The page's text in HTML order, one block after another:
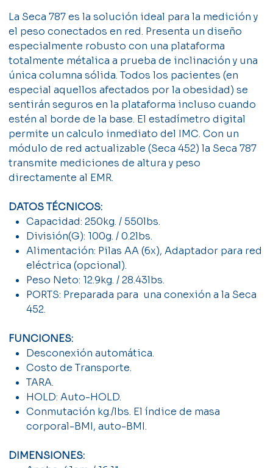
La Seca 787 es la solución ideal para la medición y
el peso conectados en red. Presenta un diseño
especialmente robusto con una plataforma
totalmente métalica a prueba de inclinación y una
única columna sólida. Todos los pacientes (en
especial aquellos afectados por la obesidad) se
sentirán seguros en la plataforma incluso cuando
estén al borde de la base. El estadímetro digital
permite un calculo inmediato del IMC. Con un
módulo de red actualizable (Seca 452) la Seca 787
transmite mediciones de altura y peso
directamente al EMR.
DATOS TÉCNICOS:
Capacidad: 250kg. / 550lbs.
División(G): 100g. / 0.2lbs.
Alimentación: Pilas AA (6x), Adaptador para red
eléctrica (opcional).
Peso Neto: 12.9kg. / 28.43lbs.
PORTS: Preparada para una conexión a la Seca
452.
FUNCIONES:
Desconexión automática.
Costo de Transporte.
TARA.
HOLD: Auto-HOLD.
Conmutación kg./lbs. El índice de masa
corporal-BMI, auto-BMI.
DIMENSIONES: